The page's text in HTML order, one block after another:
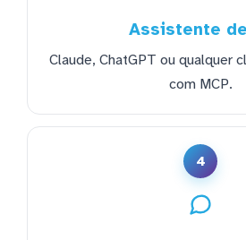
Assistente
Claude, ChatGPT ou qualquer
com MCP.
4